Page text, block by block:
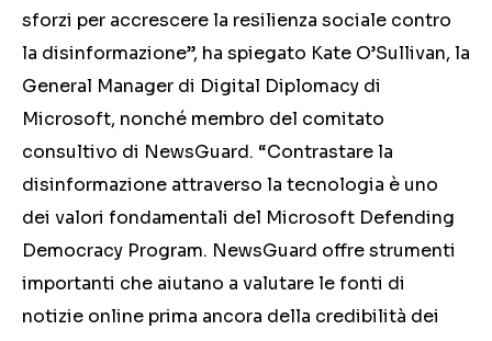
sforzi per accrescere la resilienza sociale contro
la disinformazione”, ha spiegato Kate O’Sullivan, la
General Manager di Digital Diplomacy di
Microsoft, nonché membro del comitato
consultivo di NewsGuard. “Contrastare la
disinformazione attraverso la tecnologia è uno
dei valori fondamentali del Microsoft Defending
Democracy Program. NewsGuard offre strumenti
importanti che aiutano a valutare le fonti di
notizie online prima ancora della credibilità dei